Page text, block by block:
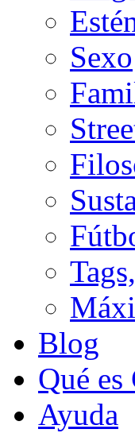
Sexo
Blog
Qué
Ayuda